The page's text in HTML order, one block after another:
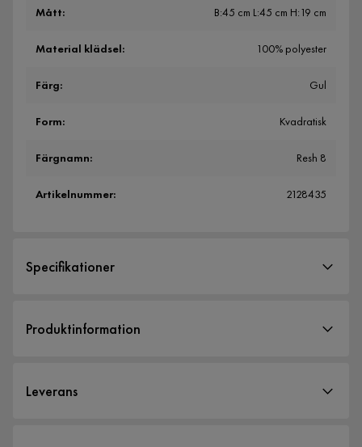
Mått: B:45 cm L:45 cm H:19 cm
Material klädsel: 100% polyester
Färg: Gul
Form: Kvadratisk
Färgnamn: Resh 8
Artikelnummer: 2128435
Specifikationer
Storlek
Produktinformation
Leverans